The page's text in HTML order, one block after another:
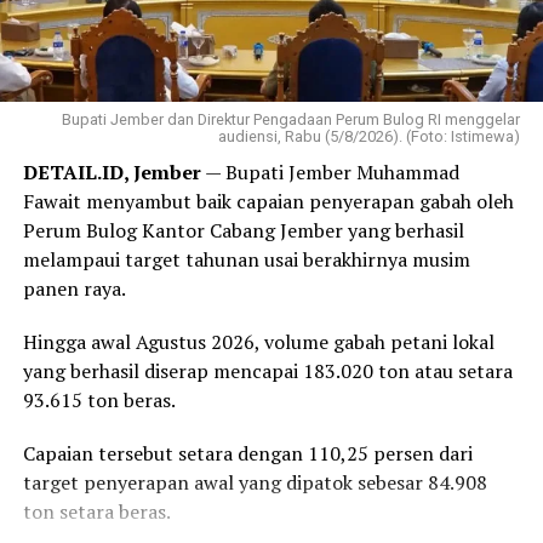
Komunikasi Publik, Rahmat Sahid.
‎”Terima kasih kepada seluruh rekan-rekan. Ini HUT
pertama kita. Mari jaga solidaritas demi mewujudkan visi
besar Partai Rakyat Indonesia,” kata Robert.
‎Selain perayaan HUT, kegiatan yang dipusatkan di
Bandar Lampung juga diisi dengan sejumlah agenda
bakti sosial, di antaranya donor darah hingga
peluncuran ambulans yang diperuntukkan bagi 38 DPD
PRI di seluruh Indonesia.
Reporter:Juan Ambarita
Bupati Jember dan Direktur Pengadaan Perum Bulog RI menggelar
audiensi, Rabu (5/8/2026). (Foto: Istimewa)
DETAIL.ID, Jember— Bupati Jember Muhammad
Fawait menyambut baik capaian penyerapan gabah oleh
Perum Bulog Kantor Cabang Jember yang berhasil
melampaui target tahunan usai berakhirnya musim
panen raya.
Hingga awal Agustus 2026, volume gabah petani lokal
yang berhasil diserap mencapai 183.020 ton atau setara
93.615 ton beras.
Capaian tersebut setara dengan 110,25 persen dari
target penyerapan awal yang dipatok sebesar 84.908
ton setara beras.